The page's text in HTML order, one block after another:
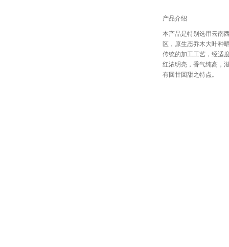
产品介绍
本产品是特别选用云南
区，原生态乔木大叶种
传统的加工工艺，经适
红浓明亮，香气纯高，
有回甘回甜之特点。